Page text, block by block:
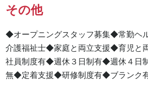
その他
◆オープニングスタッフ募集◆常勤
介護福祉士◆家庭と両立支援◆育児と
社員制度有◆週休３日制有◆週休４
無◆定着支援◆研修制度有◆ブランク